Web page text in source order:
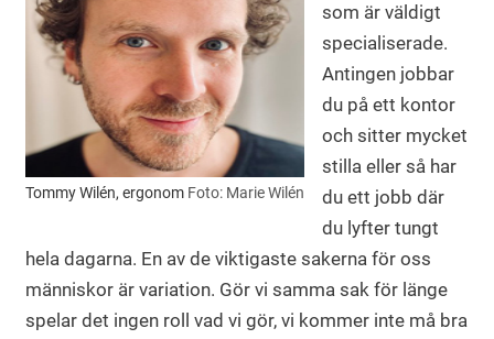
Tommy Wilén, ergonom Foto: Marie Wilén
som är väldigt
specialiserade.
Antingen jobbar
du på ett kontor
och sitter mycket
stilla eller så har
du ett jobb där
du lyfter tungt
hela dagarna. En av de viktigaste sakerna för oss
människor är variation. Gör vi samma sak för länge
spelar det ingen roll vad vi gör, vi kommer inte må bra